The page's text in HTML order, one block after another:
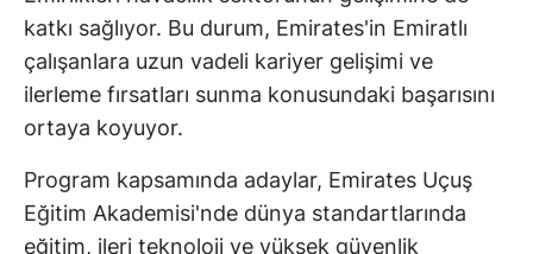
katkı sağlıyor. Bu durum, Emirates'in Emiratlı
çalışanlara uzun vadeli kariyer gelişimi ve
ilerleme fırsatları sunma konusundaki başarısını
ortaya koyuyor.
Program kapsamında adaylar, Emirates Uçuş
Eğitim Akademisi'nde dünya standartlarında
eğitim, ileri teknoloji ve yüksek güvenlik